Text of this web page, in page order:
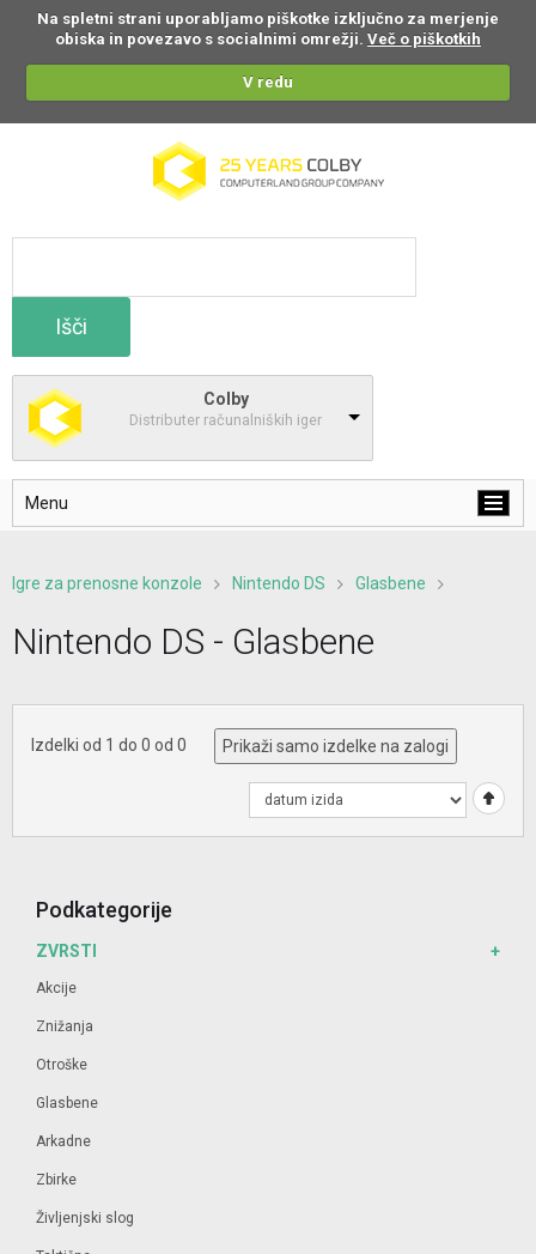
Na spletni strani uporabljamo piškotke izključno za merjenje
obiska in povezavo s socialnimi omrežji. Več o piškotkih
V redu
Išči
Colby
Distributer računalniških iger
Menu
Igre za prenosne konzole Nintendo DS Glasbene
Nintendo DS - Glasbene
Izdelki od 1 do 0 od 0 Prikaži samo izdelke na zalogi
Podkategorije
ZVRSTI
Akcije
Znižanja
Otroške
Glasbene
Arkadne
Zbirke
Življenjski slog